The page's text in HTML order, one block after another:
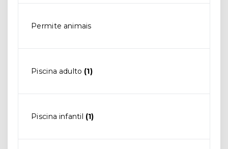
Permite animais
Piscina adulto (1)
Piscina infantil (1)